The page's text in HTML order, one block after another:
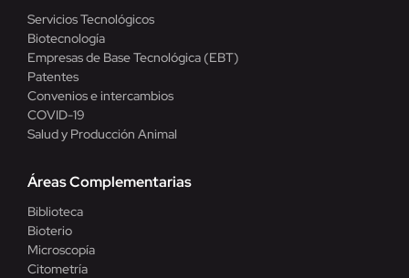
Servicios Tecnológicos
Biotecnología
Empresas de Base Tecnológica (EBT)
Patentes
Convenios e intercambios
COVID-19
Salud y Producción Animal
Áreas Complementarias
Biblioteca
Bioterio
Microscopía
Citometría